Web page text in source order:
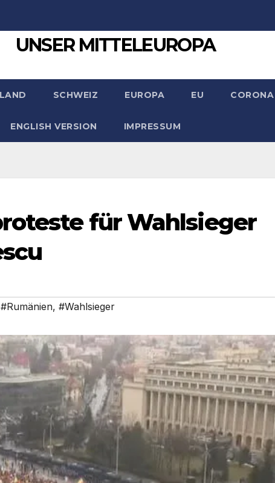
UNSER MITTELEUROPA
SCHWEIZ EUROPA EU CORONA
ENGLISH VERSION IMPRESSUM
für Wahlsieger
#Rumänien, #Wahlsieger